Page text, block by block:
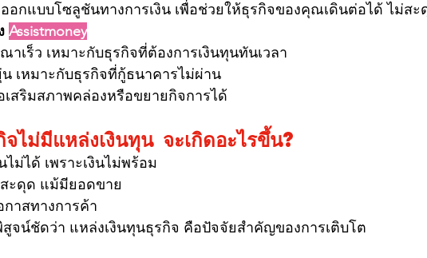
ออกแบบโซลูชันทางการเงิน เพื่อช่วยให้ธุรกิจของคุณเดินต่อได้ ไม่สะ
Assistmoney
าเร็ว เหมาะกับธุรกิจที่ต้องการเงินทุนทันเวลา
เหมาะกับธุรกิจที่กู้ธนาคารไม่ผ่าน
เสริมสภาพคล่องหรือขยายกิจการได้
ไม่มีแหล่งเงินทุน จะเกิดอะไรขึ้น?
ไม่ได้ เพราะเงินไม่พร้อม
ะดุด แม้มียอดขาย
กาสทางการค้า
สูจน์ชัดว่า แหล่งเงินทุนธุรกิจ คือปัจจัยสำคัญของการเติบโต